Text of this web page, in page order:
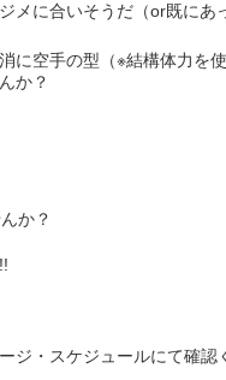
メに合いそうだ（or既にあ
に空手の型（※結構体力を
か？
か？
ジ・スケジュールにて確認